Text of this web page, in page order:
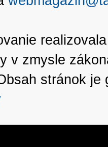
v zmysle
stránok